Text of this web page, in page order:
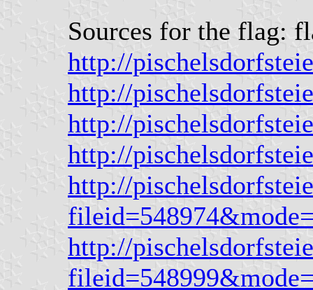
Sources for the flag:
http://
http://
http://
http://
http://
http://